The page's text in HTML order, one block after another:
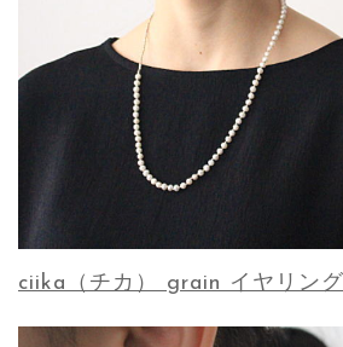
ciika（チカ） grain イヤリング